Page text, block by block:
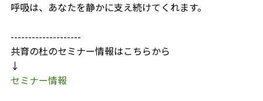
呼吸は、あなたを静かに支え続けてくれます。
--------------------
共育の杜のセミナー情報はこちらから
↓
セミナー情報